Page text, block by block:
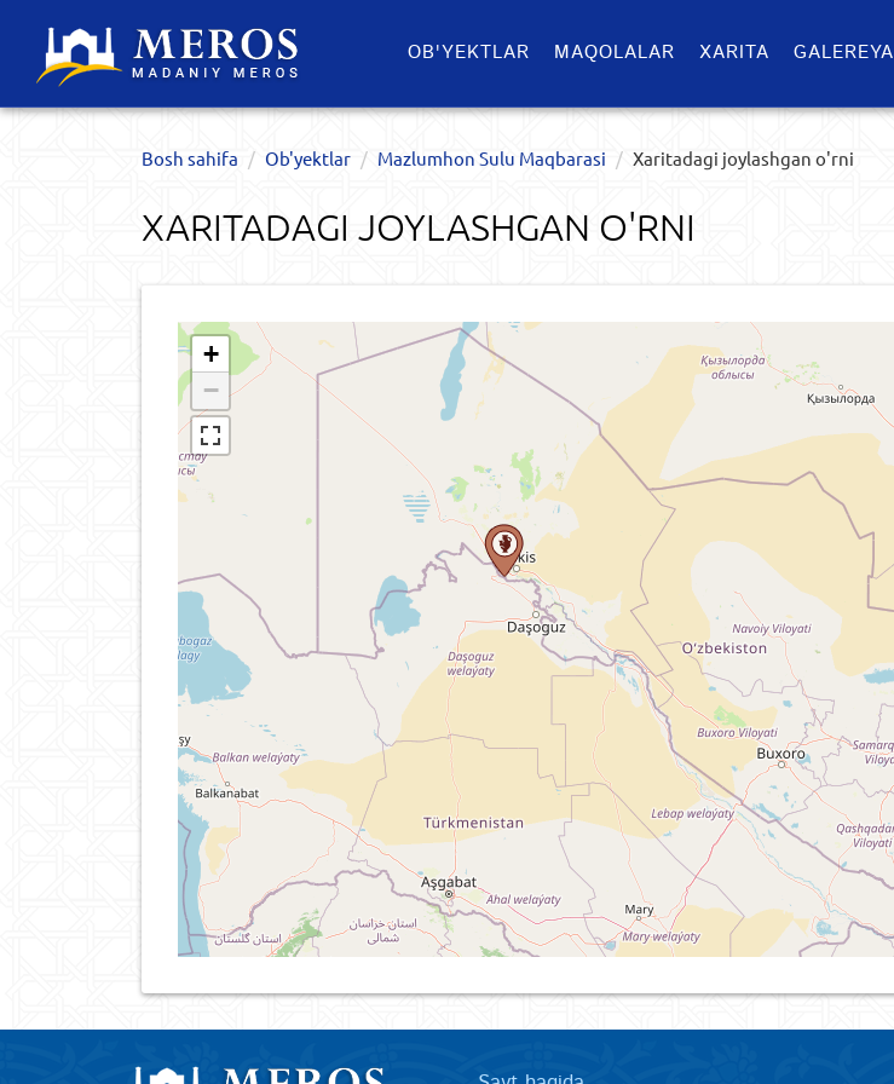
OB'YEKTLAR​ MAQOLALAR XARITA GALEREYA
Bosh sahifa Ob'yektlar​ Mazlumhon Sulu Maqbarasi Xaritadagi joylashgan o'rni
XARITADAGI JOYLASHGAN O'RNI
+
−